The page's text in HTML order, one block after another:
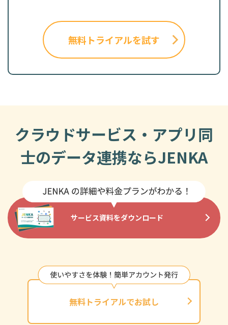
無料トライアルを試す
クラウドサービス・アプリ同
士のデータ連携ならJENKA
サービス資料をダウンロード
無料トライアルでお試し